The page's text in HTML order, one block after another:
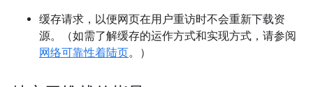
缓存请求，以便网页在用户重访时不会重新下载资
源。（如需了解缓存的运作方式和实现方式，请参阅
网络可靠性着陆页。）